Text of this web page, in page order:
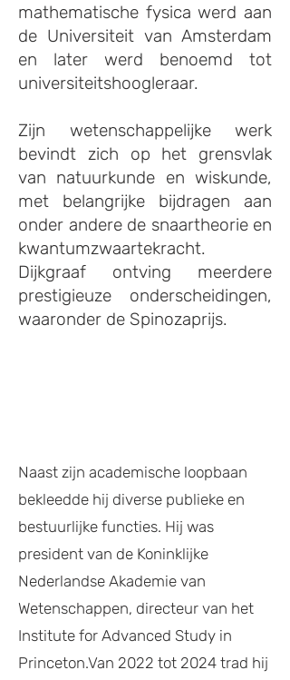
mathematische fysica werd aan
de Universiteit van Amsterdam
en later werd benoemd tot
universiteitshoogleraar.
Zijn wetenschappelijke werk
bevindt zich op het grensvlak
van natuurkunde en wiskunde,
met belangrijke bijdragen aan
onder andere de snaartheorie en
kwantumzwaartekracht.
Dijkgraaf ontving meerdere
prestigieuze onderscheidingen,
waaronder de Spinozaprijs.
Naast zijn academische loopbaan
bekleedde hij diverse publieke en
bestuurlijke functies. Hij was
president van de Koninklijke
Nederlandse Akademie van
Wetenschappen, directeur van het
Institute for Advanced Study in
Princeton.Van 2022 tot 2024 trad hij